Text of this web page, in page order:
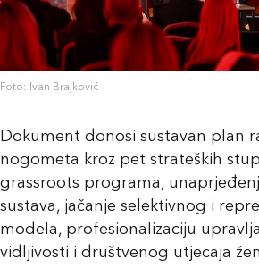
Foto: Ivan Brajković
Dokument donosi sustavan plan
nogometa kroz pet strateških
grassroots programa,
sustava, jačanje selektivnog i
modela, profesionalizaciju
vidljivosti i društvenog utjecaja